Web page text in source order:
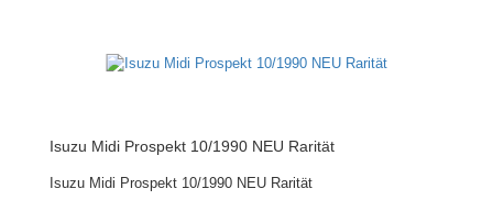
Isuzu Midi Prospekt 10/1990 NEU Rarität
Isuzu Midi Prospekt 10/1990 NEU Rarität